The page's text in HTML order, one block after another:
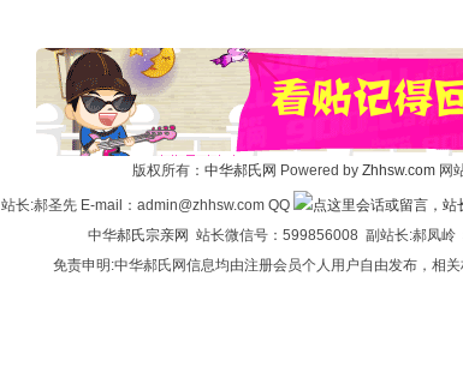
版权所有： 中华郝氏网 Powered by Zhhsw.com 网
站长:郝圣先 E-mail：admin@zhhsw.com QQ
中华郝氏宗亲网 站长微信号：599856008 副站长:郝凤
免责申明:中华郝氏网信息均由注册会员个人用户自由发布，相